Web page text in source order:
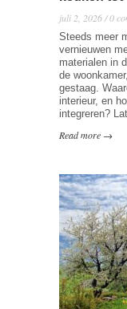
juli 2, 2026 / 0
Steeds meer
vernieuwen
materialen in
de
gestaag.
interieur, en
integreren?
Read more →